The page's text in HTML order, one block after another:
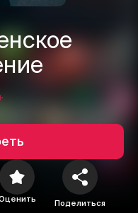
Поделиться
2 3